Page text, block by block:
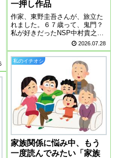
一押し作品
作家、東野圭吾さんが、旅立た
れました。６７歳って、鬼門？
私が好きだったNSP中村貴之さ
んも、６７歳で逝きました。や
はり、がんには勝てないのか。
６５歳過ぎたら、がんになるリ
スクは高まるのかもしれませ
ん。東野圭吾さん、たくさんの
魅力ある作品を遺...
2026.07.28
私のイチオシ
家族関係に悩み中、もう
一度読んでみたい「家族